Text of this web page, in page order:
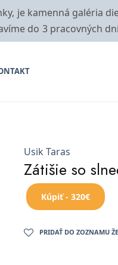
je kamenná galéria
do 3 pracovných
Usik Taras
Zátišie so
Kúpiť - 320€
PRIDAŤ DO ZOZNAMU